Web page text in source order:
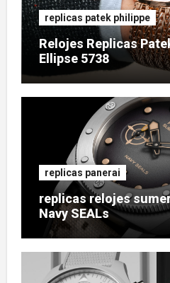
replicas patek philippe
Relojes Replicas
Ellipse 5738
replicas panerai
replicas relojes
Navy SEALs